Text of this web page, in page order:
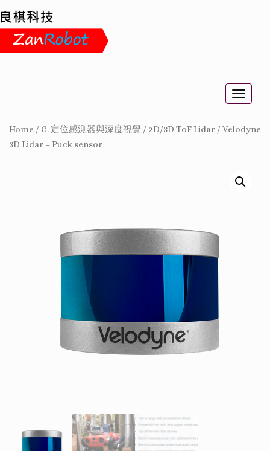
Toggle
Home / G. 定位感測器與深度視覺 / 2D/3D ToF Lidar / Velodyne
3D Lidar – Puck sensor